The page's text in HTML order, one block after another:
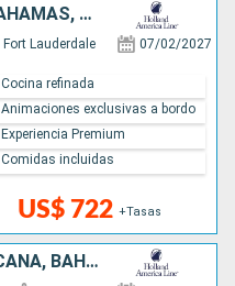
REPÚBLICA DOMINICANA, BAHAMAS, ESTADOS UNIDOS
Fort Lauderdale 07/02/2027
US$ 722 +Tasas
Cocina refinada
Animaciones exclusivas a bordo
Experiencia Premium
Comidas incluidas
ARUBA, REPÚBLICA DOMINICANA, BAHAMAS, ESTADOS UNIDOS